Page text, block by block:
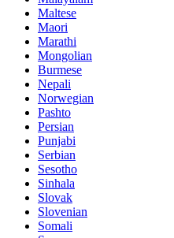
Maltese
Maori
Marathi
Mongolian
Burmese
Nepali
Norwegian
Pashto
Persian
Punjabi
Serbian
Sesotho
Sinhala
Slovak
Slovenian
Somali